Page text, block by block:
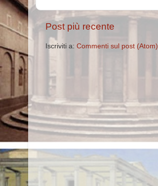
Post più recente
Iscriviti a: Commenti sul post (Atom)